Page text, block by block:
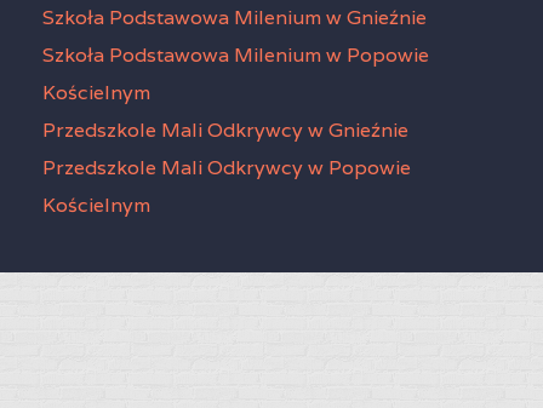
Szkoła Podstawowa Milenium w Gnieźnie
Szkoła Podstawowa Milenium w Popowie
Kościelnym
Przedszkole Mali Odkrywcy w Gnieźnie
Przedszkole Mali Odkrywcy w Popowie
Kościelnym